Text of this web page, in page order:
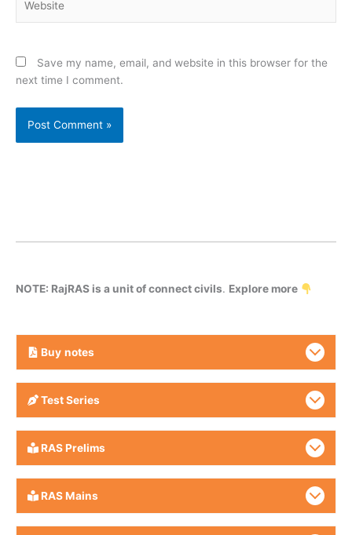
Save my name, email, and website in this browser for the
next time I comment.
NOTE: RajRAS is a unit of connect civils. Explore more
Buy notes
Test Series
RAS Prelims
RAS Mains